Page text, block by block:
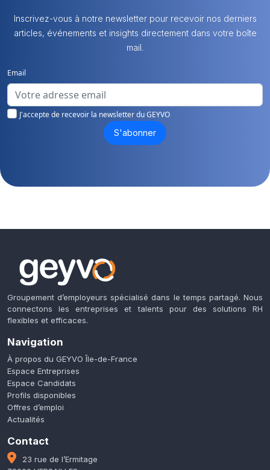
Inscrivez-vous à notre newsletter pour recevoir nos derniers
articles, événements et insights directement dans votre boîte
mail.
Email
J'accepte de recevoir la newsletter du GEYVO
S'abonner
Groupement d’employeurs spécialisé dans le temps partagé. Nous
connectons les entreprises et talents pour des solutions RH
flexibles et efficaces.
Navigation
À propos du GEYVO Île-de-France
Espace Entreprises
Espace Candidats
Profils disponibles
Offres d’emploi
Actualités
Contact
23 rue de l’Ermitage